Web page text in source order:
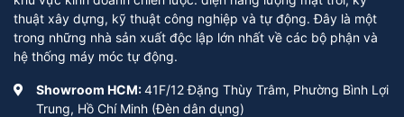
thuật xây dựng, kỹ thuật công nghiệp và tự động. Đây là một
trong những nhà sản xuất độc lập lớn nhất về các bộ phận và
hệ thống máy móc tự động.
Showroom HCM:41F/12 Đặng Thùy Trâm, Phường Bình Lợi
Trung, Hồ Chí Minh (Đèn dân dụng)